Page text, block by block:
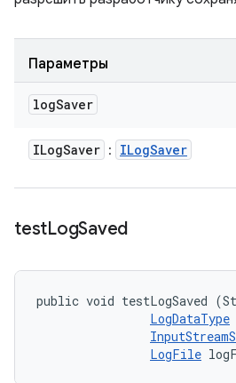
Параметры
logSaver
ILogSaver : ILogSaver
testLogSaved
public void testLogSaved
LogDataType
LogFile